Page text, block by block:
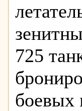
725
боевых